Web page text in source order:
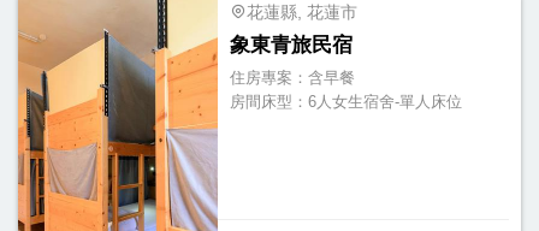
花蓮縣, 花蓮市
象東青旅民宿
住房專案： 含早餐
房間床型： 6人女生宿舍-單人床位